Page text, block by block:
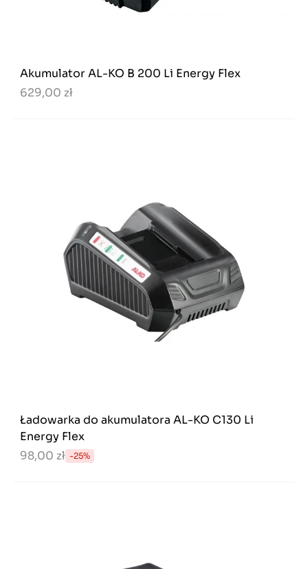
Akumulator AL-KO B 200 Li Energy Flex
629,00 zł
Ładowarka do akumulatora AL-KO C130 Li
Energy Flex
98,00 zł -25%